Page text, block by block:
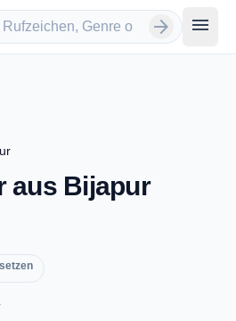
arrow_forward menu
aus Bijapur